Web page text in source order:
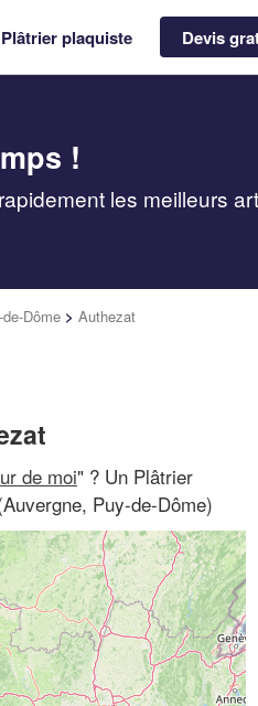
plaquiste Devis
!
les meilleurs
Dôme > Authezat
de moi" ? Un Plâtrier
Puy-de-Dôme)